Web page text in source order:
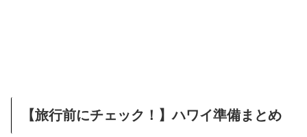
【旅行前にチェック！】ハワイ準備まとめ